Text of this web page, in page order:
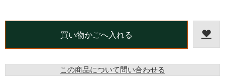
この商品について問い合わせる